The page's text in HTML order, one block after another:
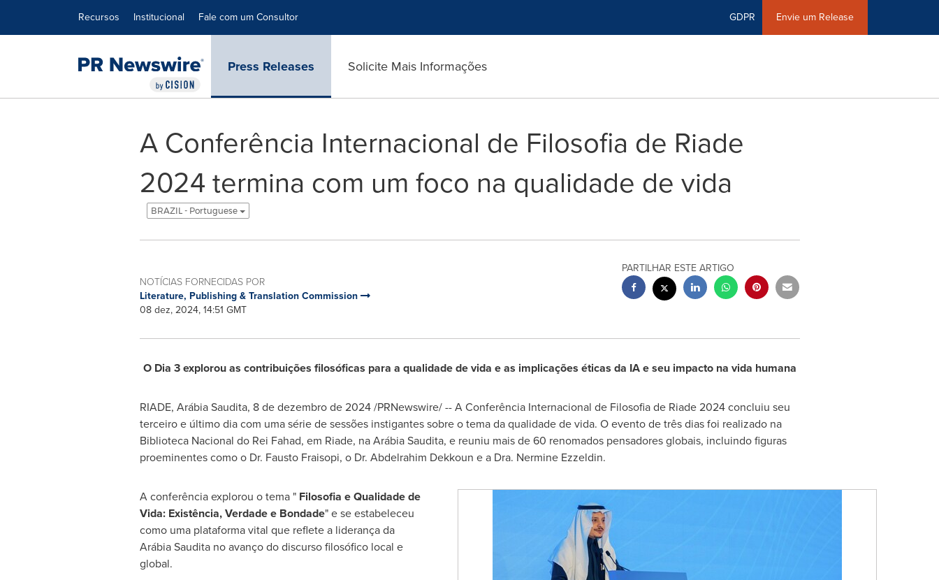
Recursos Institucional Fale com um Consultor GDPR Envie um Release
Press Releases Solicite Mais Informações
A Conferência Internacional de Filosofia de Riade
2024 termina com um foco na qualidade de vida
BRAZIL - Portuguese
NOTÍCIAS FORNECIDAS POR
Literature, Publishing & Translation Commission
08 dez, 2024, 14:51 GMT
PARTILHAR ESTE ARTIGO
O Dia 3 explorou as contribuições filosóficas para a qualidade de vida e as implicações éticas da IA e seu impacto na vida humana
RIADE, Arábia Saudita, 8 de dezembro de 2024/PRNewswire/ -- A Conferência Internacional de Filosofia de Riade 2024 concluiu seu
terceiro e último dia com uma série de sessões instigantes sobre o tema da qualidade de vida. O evento de três dias foi realizado na
Biblioteca Nacional do Rei Fahad, em Riade, na Arábia Saudita, e reuniu mais de 60 renomados pensadores globais, incluindo figuras
proeminentes como o Dr. Fausto Fraisopi, o Dr. Abdelrahim Dekkoun e a Dra. Nermine Ezzeldin.
A conferência explorou o tema "Filosofia e Qualidade de
Vida: Existência, Verdade e Bondade" e se estabeleceu
como uma plataforma vital que reflete a liderança da
Arábia Saudita no avanço do discurso filosófico local e
global.